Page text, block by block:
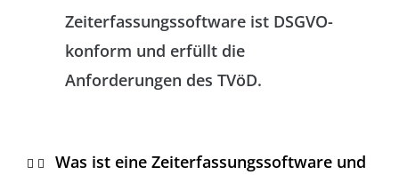
Zeiterfassungssoftware ist DSGVO-
konform und erfüllt die
Anforderungen des TVöD.
Was ist eine Zeiterfassungssoftware und